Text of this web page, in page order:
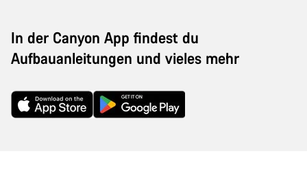
In der Canyon App findest du
Aufbauanleitungen und vieles mehr